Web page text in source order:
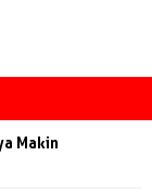
Makin